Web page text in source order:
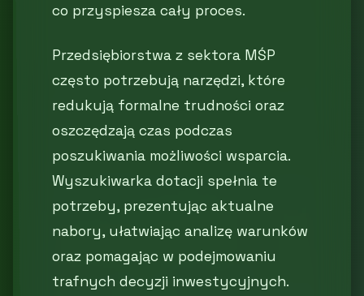
co przyspiesza cały proces.
Przedsiębiorstwa z sektora MŚP
często potrzebują narzędzi, które
redukują formalne trudności oraz
oszczędzają czas podczas
poszukiwania możliwości wsparcia.
Wyszukiwarka dotacji spełnia te
potrzeby, prezentując aktualne
nabory, ułatwiając analizę warunków
oraz pomagając w podejmowaniu
trafnych decyzji inwestycyjnych.